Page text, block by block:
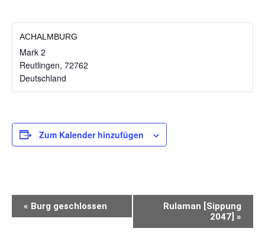
ACHALMBURG
Mark 2
Reutlingen, 72762
Deutschland
Zum Kalender hinzufügen
VERANSTALTUNG-
NAVIGATION
« Burg geschlossen
Rulaman [Sippung
2047] »